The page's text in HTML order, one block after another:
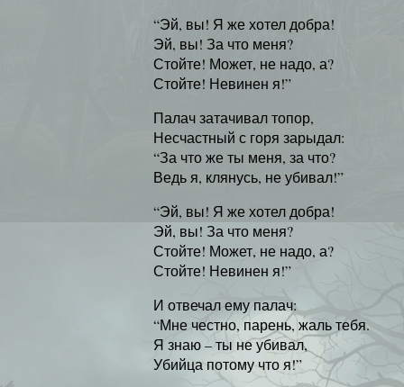
“Эй, вы! Я же хотел добра!
Эй, вы! За что меня?
Стойте! Может, не надо, а?
Стойте! Невинен я!”
Палач затачивал топор,
Несчастный с горя зарыдал:
“За что же ты меня, за что?
Ведь я, клянусь, не убивал!”
“Эй, вы! Я же хотел добра!
Эй, вы! За что меня?
Стойте! Может, не надо, а?
Стойте! Невинен я!”
И отвечал ему палач:
“Мне честно, парень, жаль тебя.
Я знаю – ты не убивал,
Убийца потому что я!”